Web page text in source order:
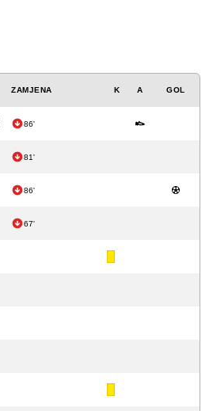
ZAMJENA K A GOL
86'
81'
86'
67'